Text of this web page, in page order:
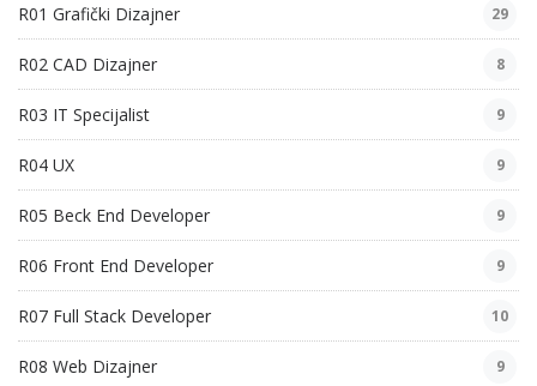
R01 Grafički Dizajner 29
R02 CAD Dizajner 8
R03 IT Specijalist 9
R04 UX 9
R05 Beck End Developer 9
R06 Front End Developer 9
R07 Full Stack Developer 10
R08 Web Dizajner 9